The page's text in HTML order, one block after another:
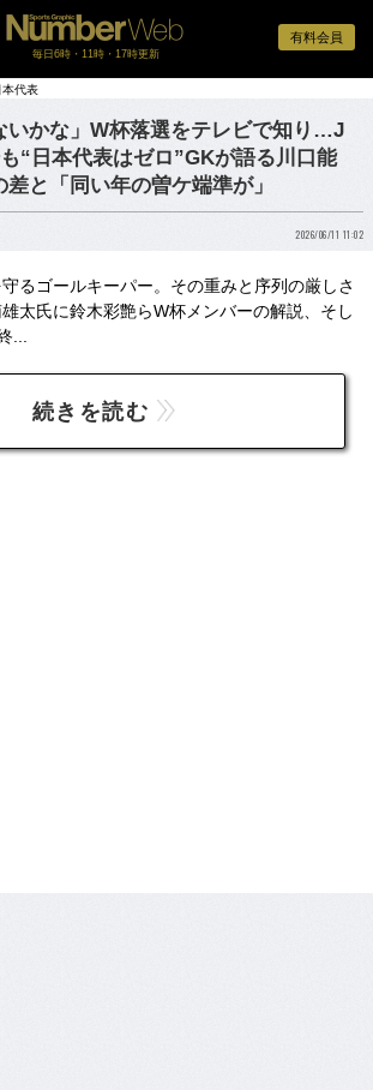
有料会員
毎日6時・11時・17時更新
本代表
いかな」W杯落選をテレビで知り…J
“日本代表はゼロ”GKが語る川口能
と「同い年の曽ケ端準が」
2026/06/11 11:02
るゴールキーパー。その重みと序列の厳しさ
太氏に鈴木彩艶らW杯メンバーの解説、そし
...
続きを読む